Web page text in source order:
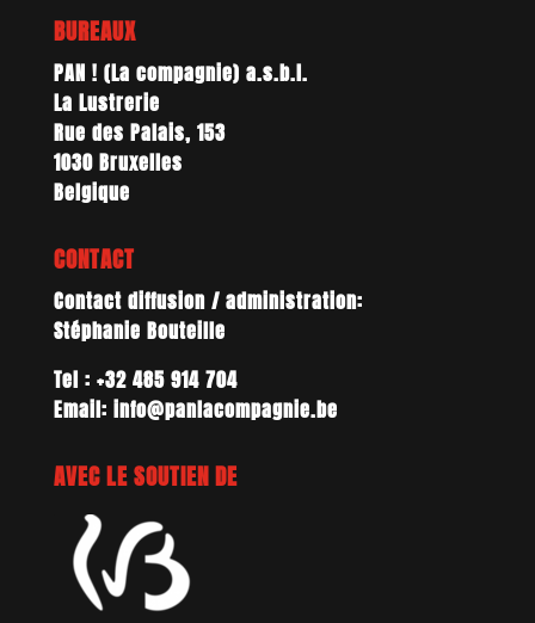
BUREAUX
PAN ! (La compagnie) a.s.b.l.
La Lustrerie
Rue des Palais, 153
1030 Bruxelles
Belgique
CONTACT
Contact diffusion / administration:
Stéphanie Bouteille
Tel : +32 485 914 704
Email: info@panlacompagnie.be
AVEC LE SOUTIEN DE